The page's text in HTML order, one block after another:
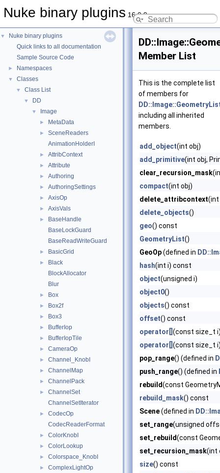
Nuke binary plugins 16.0.9
▼
Nuke binary plugins
Quick links to all documentation
Sample Source Code
► Namespaces
▼ Classes
▼ Class List
▼ DD
▼ Image
► MetaData
►
SceneReaders
AnimationHolderI
► AttribContext
► Attribute
► Authoring
► AuthoringSettings
► AxisOp
► AxisVals
►
BaseHandle
BaseLockGuard
BaseReadWriteGuard
► BasicGrid
►
Black
BlockAllocator
Blur
► Box
► Box2f
► Box3
► BufferIop
► BufferIopTile
► CameraOp
► Channel_KnobI
► ChannelMap
► ChannelPack
►
ChannelSet
ChannelSetIterator
►
CodecOp
CodecReaderFormat
► ColorKnobI
► ColorLookup
► Colorspace_KnobI
► ComplexLightOp
Member List
This is the complete list
of members for
including all inherited
members.
add_object(int obj)
add_primitive(int obj,
clear_recursion_mask
compact(int obj)
delete_attribcontext(int
delete_objects()
geo() const
GeometryList()
GeoOp(defined in
hash(int i) const
object(unsigned i)
object0()
objects() const
offset() const
operator[] (const size_t
operator[] (const size_t
pop_range() (defined in
push_range() (defined in
rebuild(const
rebuild_mask() const
Scene(defined in
set_range(unsigned
set_rebuild(const
set_recursion_mask(int
size() const